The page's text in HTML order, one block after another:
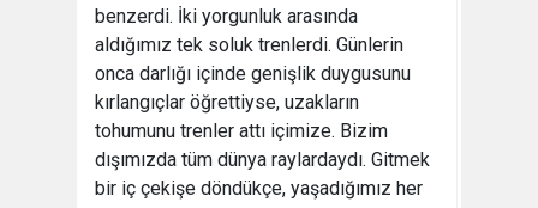
benzerdi. İki yorgunluk arasında
aldığımız tek soluk trenlerdi. Günlerin
onca darlığı içinde genişlik duygusunu
kırlangıçlar öğrettiyse, uzakların
tohumunu trenler attı içimize. Bizim
dışımızda tüm dünya raylardaydı. Gitmek
bir iç çekişe döndükçe, yaşadığımız her